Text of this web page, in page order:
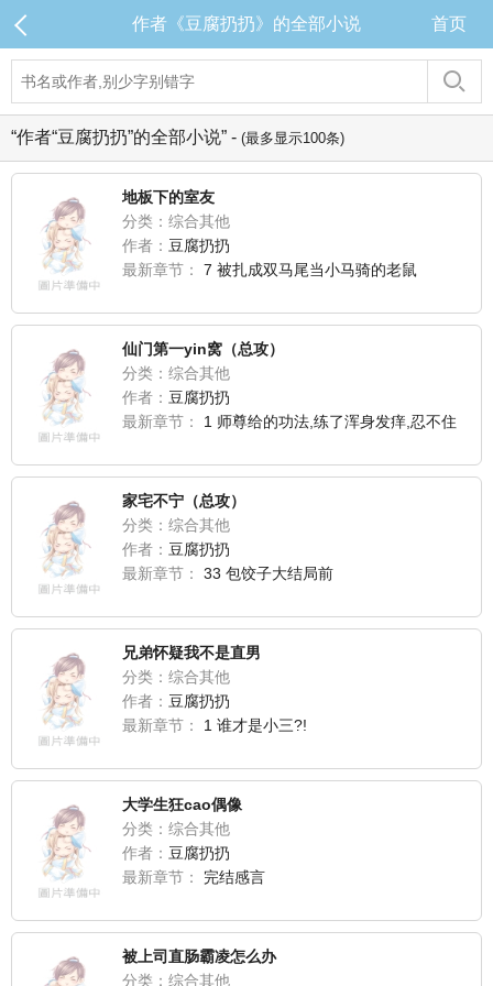
作者《豆腐扔扔》的全部小说 首页
“作者“豆腐扔扔”的全部小说” - (最多显示100条)
地板下的室友
分类：综合其他
作者： 豆腐扔扔
最新章节：
7 被扎成双马尾当小马骑的老鼠
仙门第一yin窝（总攻）
分类：综合其他
作者： 豆腐扔扔
最新章节：
1 师尊给的功法,练了浑身发痒,忍不住
家宅不宁（总攻）
分类：综合其他
作者： 豆腐扔扔
最新章节：
33 包饺子大结局前
兄弟怀疑我不是直男
分类：综合其他
作者： 豆腐扔扔
最新章节：
1 谁才是小三?!
大学生狂cao偶像
分类：综合其他
作者： 豆腐扔扔
最新章节：
完结感言
被上司直肠霸凌怎么办
分类：综合其他